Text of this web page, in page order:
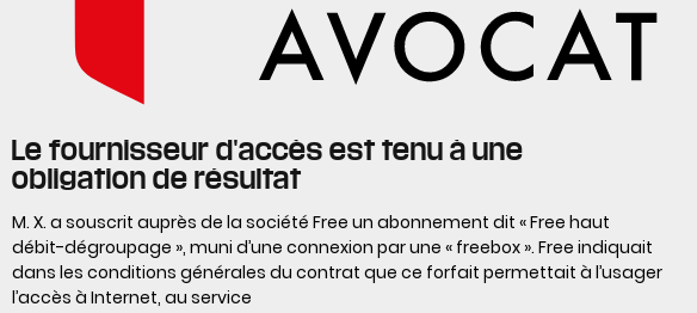
Le fournisseur d'accès est tenu à une
obligation de résultat
M. X. a souscrit auprès de la société Free un abonnement dit « Free haut
débit-dégroupage », muni d’une connexion par une « freebox ». Free indiquait
dans les conditions générales du contrat que ce forfait permettait à l’usager
l’accès à Internet, au service